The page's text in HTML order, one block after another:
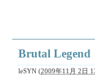
Brutal Legend
leSYN (2009年11月 2日